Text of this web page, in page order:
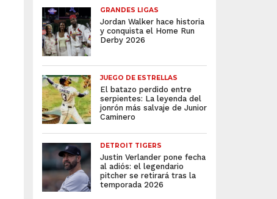
GRANDES LIGAS
Jordan Walker hace historia
y conquista el Home Run
Derby 2026
JUEGO DE ESTRELLAS
El batazo perdido entre
serpientes: La leyenda del
jonrón más salvaje de Junior
Caminero
DETROIT TIGERS
Justin Verlander pone fecha
al adiós: el legendario
pitcher se retirará tras la
temporada 2026